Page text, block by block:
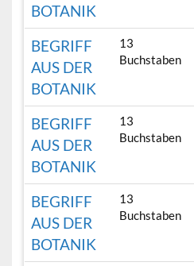
BOTANIK
BEGRIFF
AUS DER
BOTANIK
13
Buchstaben
BEGRIFF
AUS DER
BOTANIK
13
Buchstaben
BEGRIFF
AUS DER
BOTANIK
13
Buchstaben